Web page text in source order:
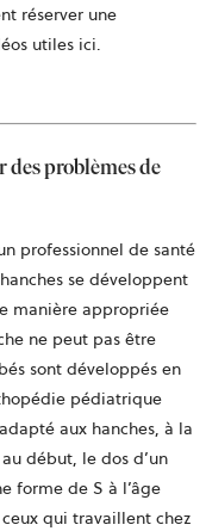
réserver une
utiles ici.
des problèmes de
professionnel de santé
se développent
manière appropriée
ne peut pas être
sont développés en
pédiatrique
aux hanches, à la
début, le dos d’un
forme de S à l’âge
qui travaillent chez